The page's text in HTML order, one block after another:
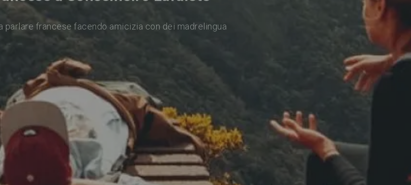
parlare francese facendo amicizia con dei madrelingua